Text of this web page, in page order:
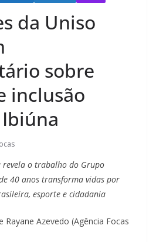
da Uniso
sobre
inclusão
o trabalho do Grupo
40 anos transforma vidas por
esporte e cidadania
Rayane Azevedo (Agência Focas